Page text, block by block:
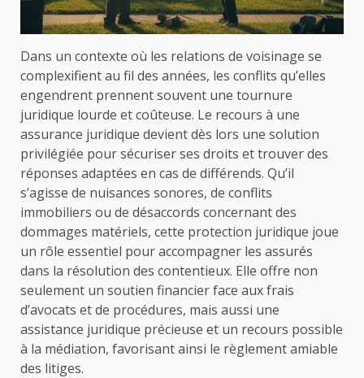
Dans un contexte où les relations de voisinage se
complexifient au fil des années, les conflits qu’elles
engendrent prennent souvent une tournure
juridique lourde et coûteuse. Le recours à une
assurance juridique devient dès lors une solution
privilégiée pour sécuriser ses droits et trouver des
réponses adaptées en cas de différends. Qu’il
s’agisse de nuisances sonores, de conflits
immobiliers ou de désaccords concernant des
dommages matériels, cette protection juridique joue
un rôle essentiel pour accompagner les assurés
dans la résolution des contentieux. Elle offre non
seulement un soutien financier face aux frais
d’avocats et de procédures, mais aussi une
assistance juridique précieuse et un recours possible
à la médiation, favorisant ainsi le règlement amiable
des litiges.